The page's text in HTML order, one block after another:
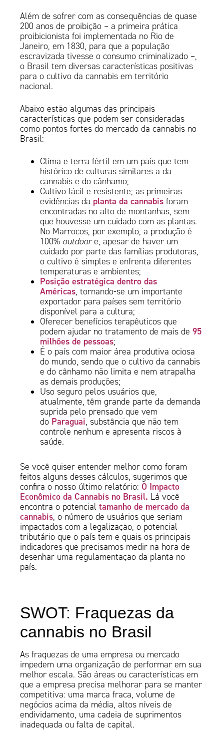
Além de sofrer com as consequências de quase
200 anos de proibição – a primeira prática
proibicionista foi implementada no Rio de
Janeiro, em 1830, para que a população
escravizada tivesse o consumo criminalizado –,
o Brasil tem diversas características positivas
para o cultivo da cannabis em território
nacional.
Abaixo estão algumas das principais
características que podem ser consideradas
como pontos fortes do mercado da cannabis no
Brasil:
Clima e terra fértil em um país que tem
histórico de culturas similares a da
cannabis e do cânhamo;
Cultivo fácil e resistente; as primeiras
evidências da planta da cannabis foram
encontradas no alto de montanhas, sem
que houvesse um cuidado com as plantas.
No Marrocos, por exemplo, a produção é
100% outdoore, apesar de haver um
cuidado por parte das famílias produtoras,
o cultivo é simples e enfrenta diferentes
temperaturas e ambientes;
Posição estratégica dentro das
Américas, tornando-se um importante
exportador para países sem território
disponível para a cultura;
Oferecer benefícios terapêuticos que
podem ajudar no tratamento de mais de 95
milhões de pessoas;
É o país com maior área produtiva ociosa
do mundo, sendo que o cultivo da cannabis
e do cânhamo não limita e nem atrapalha
as demais produções;
Uso seguro pelos usuários que,
atualmente, têm grande parte da demanda
suprida pelo prensado que vem
do Paraguai, substância que não tem
controle nenhum e apresenta riscos à
saúde.
Se você quiser entender melhor como foram
feitos alguns desses cálculos, sugerimos que
confira o nosso último relatório:O Impacto
Econômico da Cannabis no Brasil. Lá você
encontra o potencialtamanho de mercado da
cannabis, o número de usuários que seriam
impactados com a legalização, o potencial
tributário que o país tem e quais os principais
indicadores que precisamos medir na hora de
desenhar uma regulamentação da planta no
país.
SWOT: Fraquezas da
cannabis no Brasil
As fraquezas de uma empresa ou mercado
impedem uma organização de performar em sua
melhor escala. São áreas ou características em
que a empresa precisa melhorar para se manter
competitiva: uma marca fraca, volume de
negócios acima da média, altos níveis de
endividamento, uma cadeia de suprimentos
inadequada ou falta de capital.